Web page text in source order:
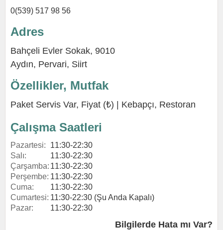
0(539) 517 98 56
Adres
Bahçeli Evler Sokak, 9010
Aydın, Pervari, Siirt
Özellikler, Mutfak
Paket Servis Var, Fiyat (₺) | Kebapçı, Restoran
Çalışma Saatleri
Pazartesi:
11:30-22:30
Salı:
11:30-22:30
Çarşamba: 11:30-22:30
Perşembe: 11:30-22:30
Cuma:
11:30-22:30
Cumartesi: 11:30-22:30 (Şu Anda Kapalı)
Pazar:
11:30-22:30
Bilgilerde Hata mı Var?